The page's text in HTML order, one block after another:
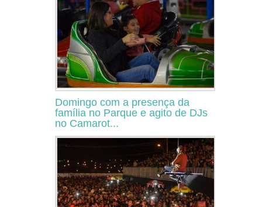
Domingo com a presença da
família no Parque e agito de DJs
no Camarot...